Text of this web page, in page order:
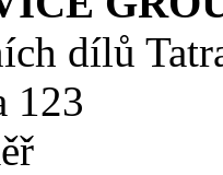
dílů
123